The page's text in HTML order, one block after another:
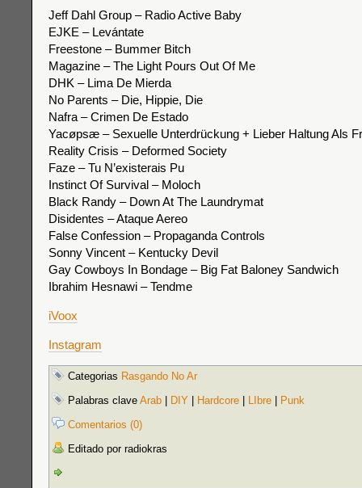
Jeff Dahl Group – Radio Active Baby
EJKE – Levántate
Freestone – Bummer Bitch
Magazine – The Light Pours Out Of Me
DHK – Lima De Mierda
No Parents – Die, Hippie, Die
Nafra – Crimen De Estado
Yacøpsæ – Sexuelle Unterdrückung + Lieber Haltung Als
Reality Crisis – Deformed Society
Faze – Tu N’existerais Pu
Instinct Of Survival – Moloch
Black Randy – Down At The Laundrymat
Disidentes – Ataque Aereo
False Confession – Propaganda Controls
Sonny Vincent – Kentucky Devil
Gay Cowboys In Bondage – Big Fat Baloney Sandwich
Ibrahim Hesnawi – Tendme
iVoox
Instagram
Categorias Rasgando No Ar
Palabras clave Arab DIY Hardcore LIbre
Punk
Comentarios (0)
Editado por radiokras